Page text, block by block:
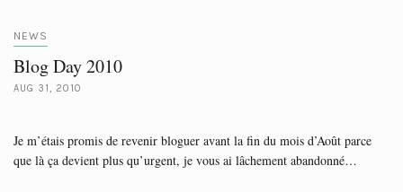
NEWS
Blog Day 2010
AUG 31, 2010
Je m’étais promis de revenir bloguer avant la fin du mois d’Août parce
que là ça devient plus qu’urgent, je vous ai lâchement abandonné…